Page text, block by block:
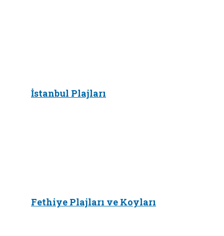
İstanbul Plajları
Fethiye Plajları ve Koyları